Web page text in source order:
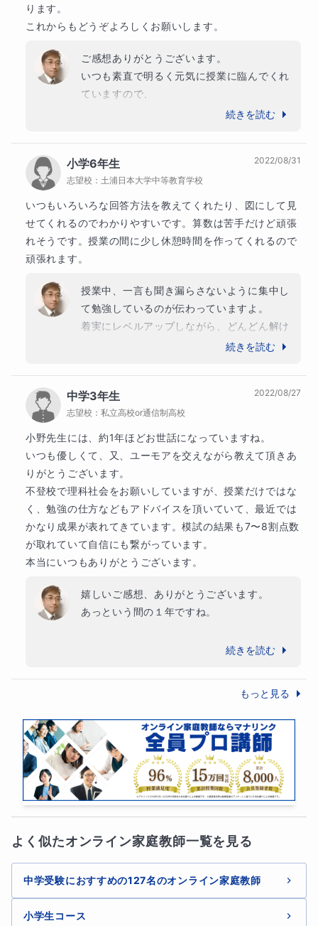
に合わせることができず退屈してしまうことがあるため、
能力に応じた学習環境を整えることが大切です。通常のカ
リキュラムでは物足りないことが多く、高度な学習内容が
必要になります。したがって、子どもの興味や能力に合わ
せた専門的なカリキュラムやメソッドで学習支援を受ける
★ギフテッド⑨ ソーシャルスキルの育成
ギフテッドの子どもたちは、周囲の子どもたちと異なる能
力を持っているため、友達作りやコミュニケーションに苦
労することがあります。親御さんは、子どものソーシャル
スキルを育てるために、適切なコミュニケーション方法を
教えることが大切です。
★ギフテッド⑩ 感情のケア
ギフテッドの子どもたちは、知的能力が高い分、感情の波
が激しいことがあります。ストレスや孤独感を抱えやすい
ため、親御さんは、子どもの感情のケアに十分な注意を払
うことが重要です。冷静に子どもの感情を理解し、サポー
トすることが求められます。
ギフテッドとして有名な偉人・成功者
ギフテッドとして成功を収めた偉人・成功者の方々には、
（偶然かもしれませんが） 家庭教師のマンツーマン指導
ります。
これからもどうぞよろしくお願いします。
ご感想ありがとうございます。
いつも素直で明るく元気に授業に臨んでくれ
ていますので、
楽しく進める事が出来ています。
大きな飛躍が期待できます。
これからがとっても楽しみなお子さんです！
続きを読む
小学6年生
志望校： 土浦日本大学中等教育学校
2022/08/31
いつもいろいろな回答方法を教えてくれたり、図にして見
せてくれるのでわかりやすいです。算数は苦手だけど頑張
れそうです。授業の間に少し休憩時間を作ってくれるので
頑張れます。
授業中、一言も聞き漏らさないように集中し
て勉強しているのが伝わっていますよ。
着実にレベルアップしながら、どんどん解け
きましょう！
応援しています。
続きを読む
中学3年生
志望校： 私立高校or通信制高校
2022/08/27
小野先生には、約1年ほどお世話になっていますね。
いつも優しくて、又、ユーモアを交えながら教えて頂きあ
りがとうございます。
不登校で理科社会をお願いしていますが、授業だけではな
く、勉強の仕方などもアドバイスを頂いていて、最近では
かなり成果が表れてきています。模試の結果も7〜8割点数
が取れていて自信にも繋がっています。
本当にいつもありがとうございます。
嬉しいご感想、ありがとうございます。
あっという間の１年ですね。
たいへん素直なお子さんで、こちらがアドバ
す。
模試やテストでの好結果という成功体験が自
信につながり、
それが向学心ややる気のアップにつながる。
こういった成長の好循環は勉強はもちろん、
いろいろなプラスをもたらすと考えておりま
す。
続きを読む
もっと見る
よく似たオンライン家庭教師一覧を見る
中学受験におすすめの127名のオンライン家庭教師
小学生コース